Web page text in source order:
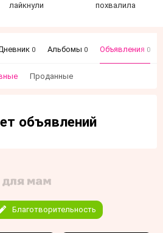
лайкнули похвалила
0 Альбомы 0 Объявления 0
Проданные
объявлений
Благотворительность